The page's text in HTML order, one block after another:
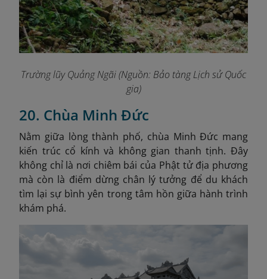
Trường lũy Quảng Ngãi(Nguồn: Bảo tàng Lịch sử Quốc
gia)
20. Chùa Minh Đức
Nằm giữa lòng thành phố, chùa Minh Đức mang
kiến trúc cổ kính và không gian thanh tịnh. Đây
không chỉ là nơi chiêm bái của Phật tử địa phương
mà còn là điểm dừng chân lý tưởng để du khách
tìm lại sự bình yên trong tâm hồn giữa hành trình
khám phá.